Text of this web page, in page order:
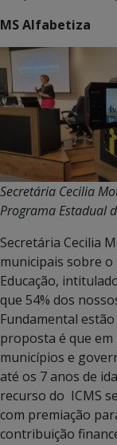
MS Alfabetiza
Secretária Cecilia
Programa Estadual
Secretária Cecilia
municipais sobre o
Educação,
que 54% dos
Fundamental
proposta é que
municípios e
até os 7 anos de
recurso do ICMS
com premiação
contribuição